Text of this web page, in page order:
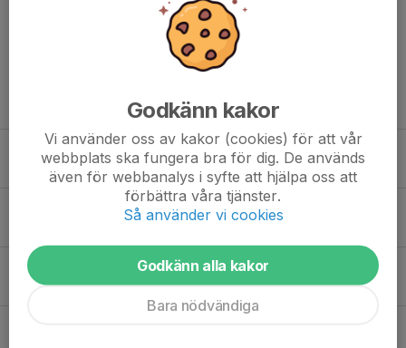
Tidigare nyheter
Nu gör vi Pizzavallen/ Fröängen bättre!
28 maj, 22:05
Anmälan till Fotbollsskolan 2026 öppen
Vill du vara ledare på fotbollsskolan?
12 maj, 18:00
Godkänn kakor
Vi använder oss av kakor (cookies) för att vår
webbplats ska fungera bra för dig. De används
även för webbanalys i syfte att hjälpa oss att
förbättra våra tjänster.
Så använder vi cookies
Godkänn alla kakor
Bara nödvändiga